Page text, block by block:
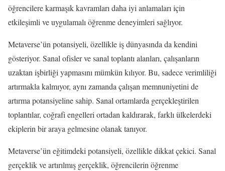
öğrencilere karmaşık kavramları daha iyi anlamaları için
etkileşimli ve uygulamalı öğrenme deneyimleri sağlıyor.
Metaverse’ün potansiyeli, özellikle iş dünyasında da kendini
gösteriyor. Sanal ofisler ve sanal toplantı alanları, çalışanların
uzaktan işbirliği yapmasını mümkün kılıyor. Bu, sadece verimliliği
artırmakla kalmıyor, aynı zamanda çalışan memnuniyetini de
artırma potansiyeline sahip. Sanal ortamlarda gerçekleştirilen
toplantılar, coğrafi engelleri ortadan kaldırarak, farklı ülkelerdeki
ekiplerin bir araya gelmesine olanak tanıyor.
Metaverse’ün eğitimdeki potansiyeli, özellikle dikkat çekici. Sanal
gerçeklik ve artırılmış gerçeklik, öğrencilerin öğrenme